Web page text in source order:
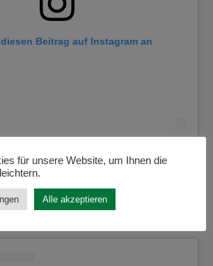
Beitrag auf Instagram an
für unsere Website, um Ihnen die
Alle akzeptieren